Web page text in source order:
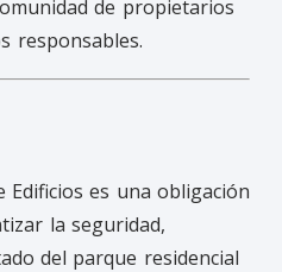
de propietarios
responsables.
Edificios es una obligación
la seguridad,
del parque residencial